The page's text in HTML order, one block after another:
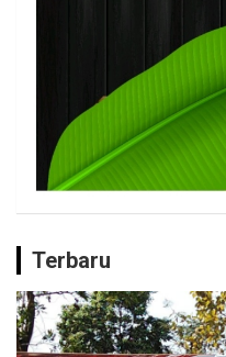
Terbaru